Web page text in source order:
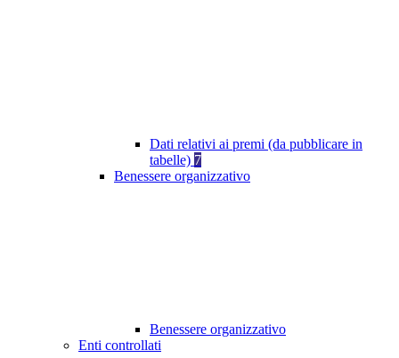
Dati relativi ai premi (da pubblicare in
tabelle) 7
Benessere organizzativo
Benessere organizzativo
Enti controllati